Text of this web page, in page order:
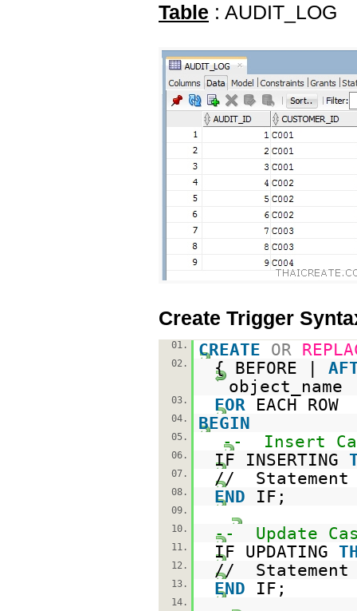
Table : AUDIT_LOG
Create Trigger
01. CREATE OR
02. { BEFORE |
object_name
03. FOR EACH ROW
04. BEGIN
05. -- Insert
06. IF INSERTING
07. // Statement
08. END IF;
09.
10.
-- Update
11. IF UPDATING
12. // Statement
13. END IF;
14.